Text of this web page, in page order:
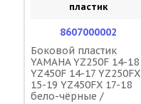
пластик
8607000002
Боковой пластик
YAMAHA YZ250F 14-18
YZ450F 14-17 YZ250FX
15-19 YZ450FX 17-18
бело-чёрные /